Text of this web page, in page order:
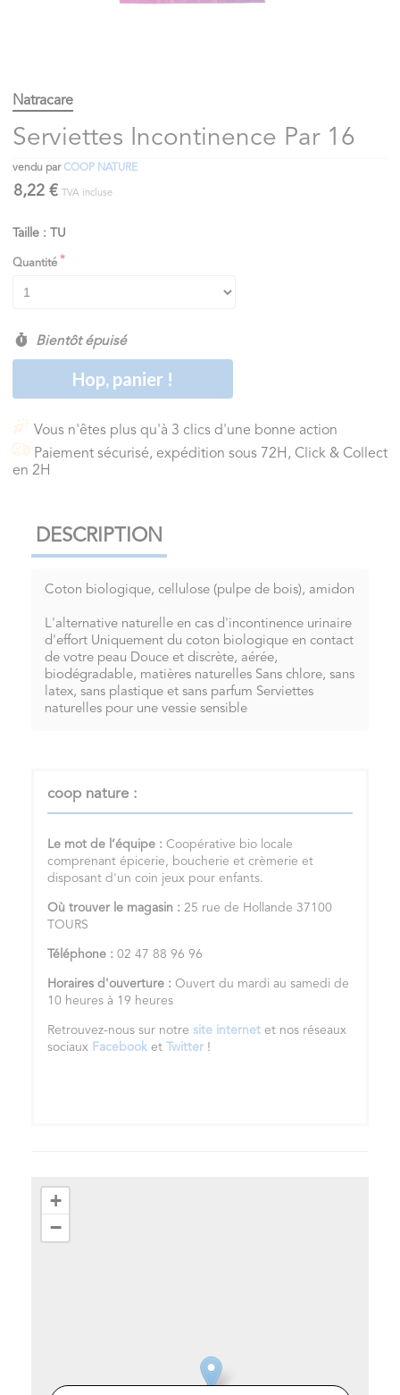
Natracare
Serviettes Incontinence Par 16
vendu parCOOP NATURE
8,22 € TVA incluse
Taille : TU
Quantité
Bientôt épuisé
Hop, panier !
Vous n'êtes plus qu'à 3 clics d'une bonne action
Paiement sécurisé, expédition sous 72H, Click & Collect
en 2H
DESCRIPTION
Coton biologique, cellulose (pulpe de bois), amidon
L'alternative naturelle en cas d'incontinence urinaire
d'effort Uniquement du coton biologique en contact
de votre peau Douce et discrète, aérée,
biodégradable, matières naturelles Sans chlore, sans
latex, sans plastique et sans parfum Serviettes
naturelles pour une vessie sensible
coop nature :
Le mot de l’équipe : Coopérative bio locale
comprenant épicerie, boucherie et crèmerie et
disposant d'un coin jeux pour enfants.
Où trouver le magasin : 25 rue de Hollande 37100
TOURS
Téléphone : 02 47 88 96 96
Horaires d'ouverture : Ouvert du mardi au samedi de
10 heures à 19 heures
Retrouvez-nous sur notre site internet et nos réseaux
sociaux Facebook et Twitter !
+
−